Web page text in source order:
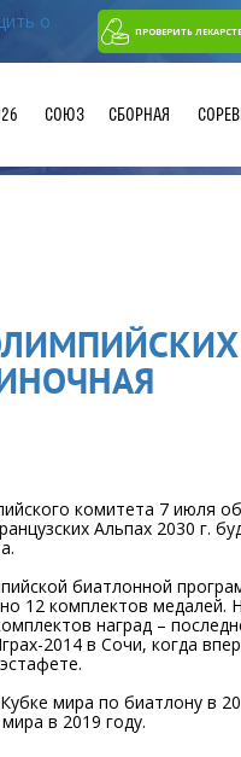
ПРОВЕРИТЬ
СОЮЗ СБОРНАЯ
комитета 7 июля
Альпах 2030 г.
биатлонной
12 комплектов медалей.
наград –
2014 в Сочи, когда
мира по биатлону в
в 2019 году.